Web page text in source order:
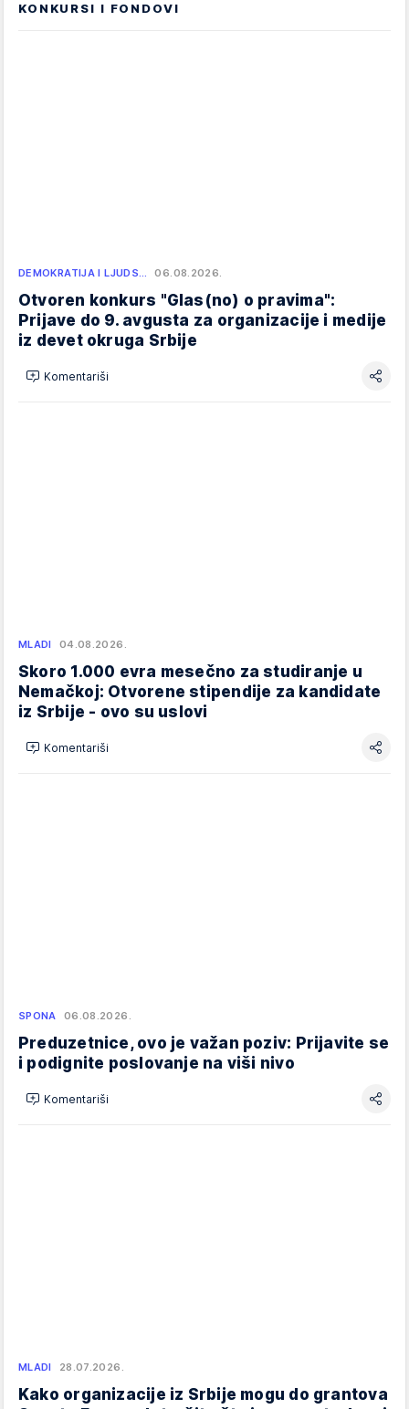
KONKURSI I FONDOVI
DEMOKRATIJA I LJUDS… 06.08.2026.
Otvoren konkurs "Glas(no) o pravima":
Prijave do 9. avgusta za organizacije i medije
iz devet okruga Srbije
Komentariši
MLADI 04.08.2026.
Skoro 1.000 evra mesečno za studiranje u
Nemačkoj: Otvorene stipendije za kandidate
iz Srbije - ovo su uslovi
Komentariši
SPONA 06.08.2026.
Preduzetnice, ovo je važan poziv: Prijavite se
i podignite poslovanje na viši nivo
Komentariši
MLADI 28.07.2026.
Kako organizacije iz Srbije mogu do grantova